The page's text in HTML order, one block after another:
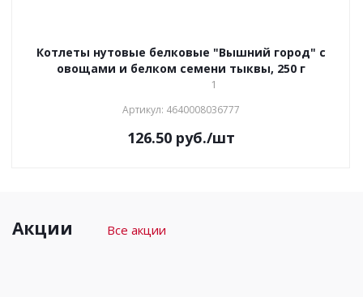
Котлеты нутовые белковые "Вышний город" с
овощами и белком семени тыквы, 250 г
1
Артикул: 4640008036777
126.50 руб./шт
Акции Все акции